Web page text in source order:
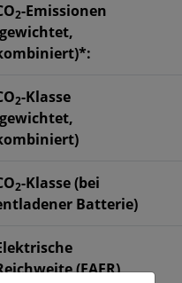
2-Emissionen
2-Klasse
2-Klasse (bei
Batterie)
(EAER)